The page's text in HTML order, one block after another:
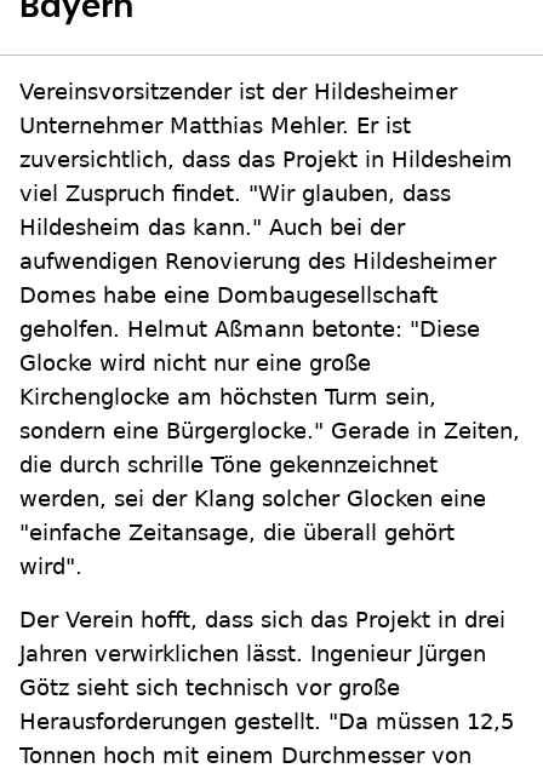
Bayern
Vereinsvorsitzender ist der Hildesheimer
Unternehmer Matthias Mehler. Er ist
zuversichtlich, dass das Projekt in Hildesheim
viel Zuspruch findet. "Wir glauben, dass
Hildesheim das kann." Auch bei der
aufwendigen Renovierung des Hildesheimer
Domes habe eine Dombaugesellschaft
geholfen. Helmut Aßmann betonte: "Diese
Glocke wird nicht nur eine große
Kirchenglocke am höchsten Turm sein,
sondern eine Bürgerglocke." Gerade in Zeiten,
die durch schrille Töne gekennzeichnet
werden, sei der Klang solcher Glocken eine
"einfache Zeitansage, die überall gehört
wird".
Der Verein hofft, dass sich das Projekt in drei
Jahren verwirklichen lässt. Ingenieur Jürgen
Götz sieht sich technisch vor große
Herausforderungen gestellt. "Da müssen 12,5
Tonnen hoch mit einem Durchmesser von